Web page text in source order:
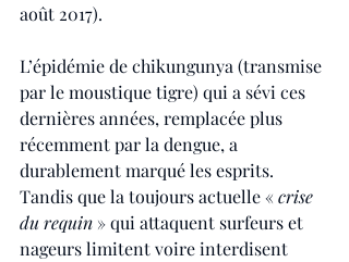
août 2017).
L’épidémie de chikungunya (transmise
par le moustique tigre) qui a sévi ces
dernières années, remplacée plus
récemment par la dengue, a
durablement marqué les esprits.
Tandis que la toujours actuelle « crise
du requin » qui attaquent surfeurs et
nageurs limitent voire interdisent